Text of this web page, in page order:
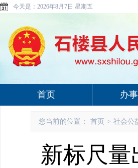
今天是： 2026年8月7日 星期五
首页 办
您当前的位置： 首页 > 社会公
新标尺